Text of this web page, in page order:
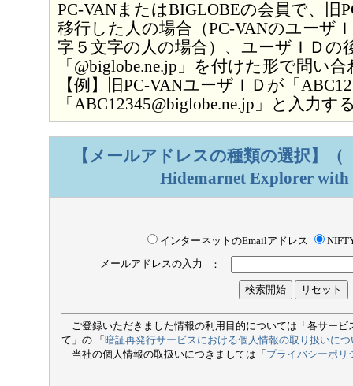
PC-VANまたはBIGLOBEの会員で、旧
移行した人の場合（PC-VANのユーザ
字５文字の人の場合）、ユーザＩＤの
「@biglobe.ne.jp」を付けた形で問い
【例】旧PC-VANユーザＩＤが「
「ABC12345@biglobe.ne.jp」と入力す
【メールアドレスの種類の選択】
Hidemarnet Explorer
インターネットのEmailアドレス
メールアドレスの入力
：
ご登録いただきました情報の利用目的については「各サービ
て」の 「 暗証再発行サービスにおける個人情報の取り扱いにつ
当社の個人情報の取扱いにつきましては「 プライバシーポリ